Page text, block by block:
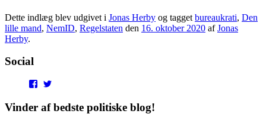
Dette indlæg blev udgivet i Jonas Herby og tagget bureaukrati, Den
lille mand, NemID, Regelstaten den 16. oktober 2020 afJonas
Herby.
Social
View
profile
on
profile
on
Vinder af bedste politiske blog!